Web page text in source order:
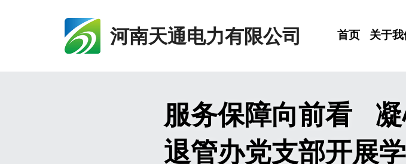
河南天通电力有限公司 首页 关于我
服务保障向前看
退管办党支部开展